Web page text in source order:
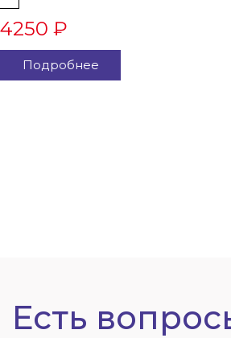
4250 ₽
Подробнее
Есть